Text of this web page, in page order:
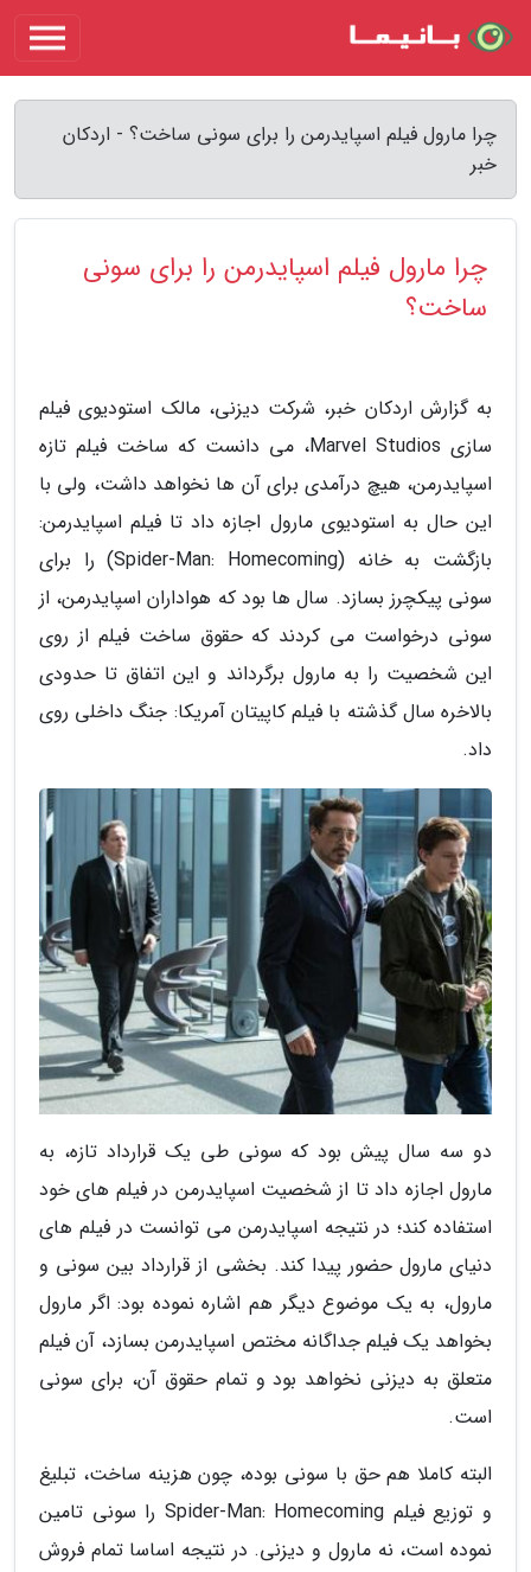
چرا مارول فیلم اسپایدرمن را برای سونی ساخت؟ - اردکان
خبر
چرا مارول فیلم اسپایدرمن را برای سونی
ساخت؟
به گزارش اردکان خبر، شرکت دیزنی، مالک استودیوی فیلم
سازی Marvel Studios، می دانست که ساخت فیلم تازه
اسپایدرمن، هیچ درآمدی برای آن ها نخواهد داشت، ولی با
این حال به استودیوی مارول اجازه داد تا فیلم اسپایدرمن:
بازگشت به خانه (Spider-Man: Homecoming) را برای
سونی پیکچرز بسازد. سال ها بود که هواداران اسپایدرمن، از
سونی درخواست می کردند که حقوق ساخت فیلم از روی
این شخصیت را به مارول برگرداند و این اتفاق تا حدودی
بالاخره سال گذشته با فیلم کاپیتان آمریکا: جنگ داخلی روی
داد.
دو سه سال پیش بود که سونی طی یک قرارداد تازه، به
مارول اجازه داد تا از شخصیت اسپایدرمن در فیلم های خود
استفاده کند؛ در نتیجه اسپایدرمن می توانست در فیلم های
دنیای مارول حضور پیدا کند. بخشی از قرارداد بین سونی و
مارول، به یک موضوع دیگر هم اشاره نموده بود: اگر مارول
بخواهد یک فیلم جداگانه مختص اسپایدرمن بسازد، آن فیلم
متعلق به دیزنی نخواهد بود و تمام حقوق آن، برای سونی
است.
البته کاملا هم حق با سونی بوده، چون هزینه ساخت، تبلیغ
و توزیع فیلم Spider-Man: Homecoming را سونی تامین
نموده است، نه مارول و دیزنی. در نتیجه اساسا تمام فروش